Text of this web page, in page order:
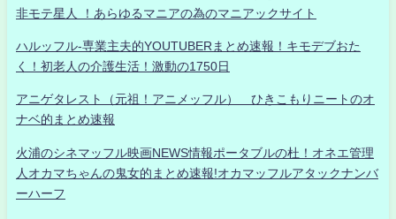
非モテ星人 ！あらゆるマニアの為のマニアックサイト
ハルッフル-専業主夫的YOUTUBERまとめ速報！キモデブおた
く！初老人の介護生活！激動の1750日
アニゲタレスト（元祖！アニメッフル） ひきこもりニートのオ
ナベ的まとめ速報
火浦のシネマッフル映画NEWS情報ポータブルの杜！オネエ管理
人オカマちゃんの鬼女的まとめ速報!オカマッフルアタックナンバ
ーハーフ